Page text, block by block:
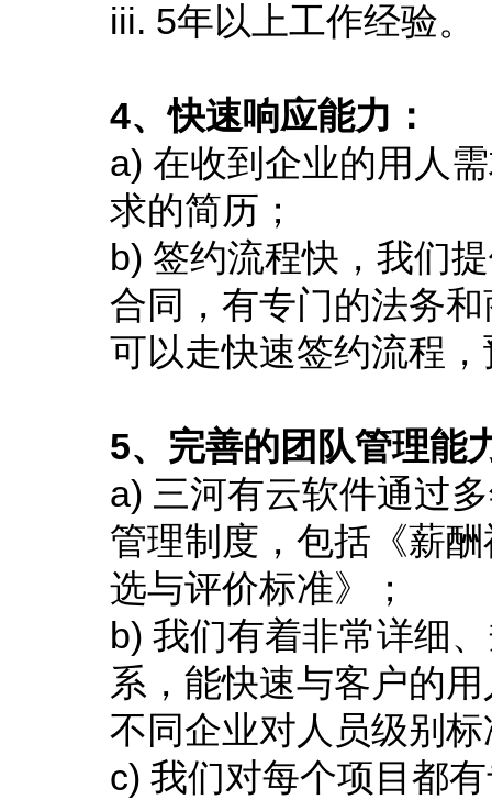
iii. 5年以上工作经验。
4、快速响应能力：
a) 在收到企业的用人
求的简历；
b) 签约流程快，我们
合同，有专门的法务
可以走快速签约流程
5、完善的团队管理能
a) 三河有云软件通过
管理制度，包括《薪
选与评价标准》；
b) 我们有着非常详细
系，能快速与客户的
不同企业对人员级别
c) 我们对每个项目都